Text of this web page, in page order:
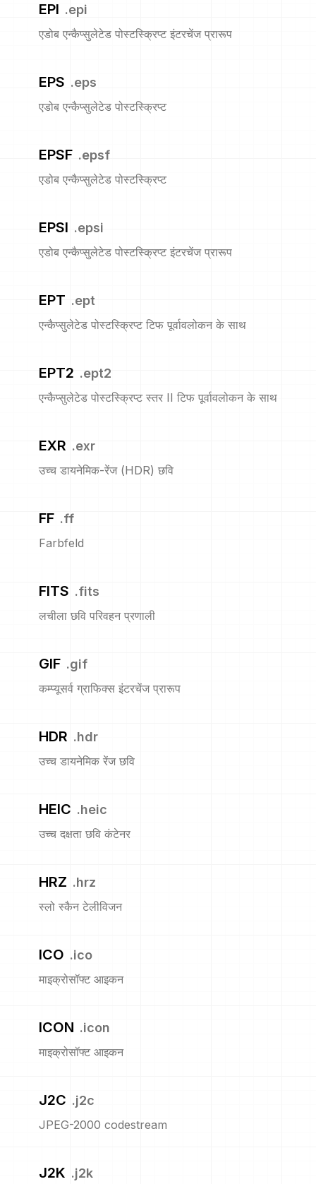
EPI .epi
एडोब एन्कैप्सुलेटेड पोस्टस्क्रिप्ट इंटरचेंज प्रारूप
EPS .eps
एडोब एन्कैप्सुलेटेड पोस्टस्क्रिप्ट
EPSF .epsf
एडोब एन्कैप्सुलेटेड पोस्टस्क्रिप्ट
EPSI .epsi
एडोब एन्कैप्सुलेटेड पोस्टस्क्रिप्ट इंटरचेंज प्रारूप
EPT .ept
एन्कैप्सुलेटेड पोस्टस्क्रिप्ट टिफ पूर्वावलोकन के साथ
EPT2 .ept2
एन्कैप्सुलेटेड पोस्टस्क्रिप्ट स्तर II टिफ पूर्वावलोकन के साथ
EXR .exr
उच्च डायनेमिक-रेंज (HDR) छवि
FF .ff
Farbfeld
FITS .fits
लचीला छवि परिवहन प्रणाली
GIF .gif
कम्प्यूसर्व ग्राफिक्स इंटरचेंज प्रारूप
HDR .hdr
उच्च डायनेमिक रेंज छवि
HEIC .heic
उच्च दक्षता छवि कंटेनर
HRZ .hrz
स्लो स्कैन टेलीविजन
ICO .ico
माइक्रोसॉफ्ट आइकन
ICON .icon
माइक्रोसॉफ्ट आइकन
J2C .j2c
JPEG-2000 codestream
J2K .j2k